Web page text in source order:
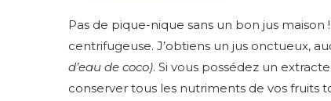
Pas de pique-nique sans un bon jus
centrifugeuse. J’obtiens un jus onctueux,
d’eau de coco). Si vous possédez un
conserver tous les nutriments de vos fruits